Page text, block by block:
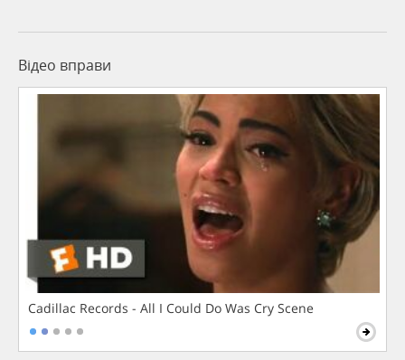
Відео вправи
Cadillac Records - All I Could Do Was Cry Scene